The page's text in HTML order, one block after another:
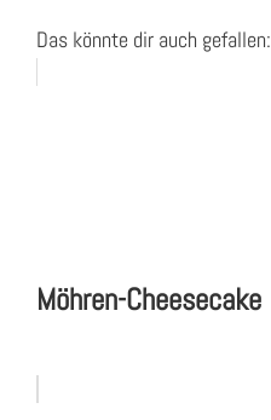
Das könnte dir auch gefallen:
Möhren-Cheesecake